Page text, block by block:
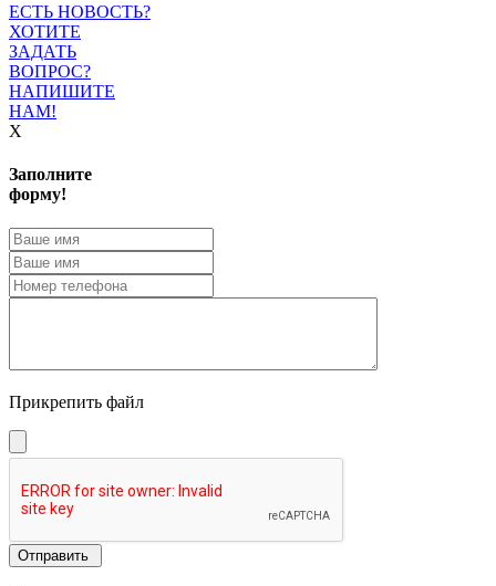
ЕСТЬ НОВОСТЬ?
ХОТИТЕ
ЗАДАТЬ
ВОПРОС?
НАПИШИТЕ
НАМ!
X
Заполните
форму!
Прикрепить файл